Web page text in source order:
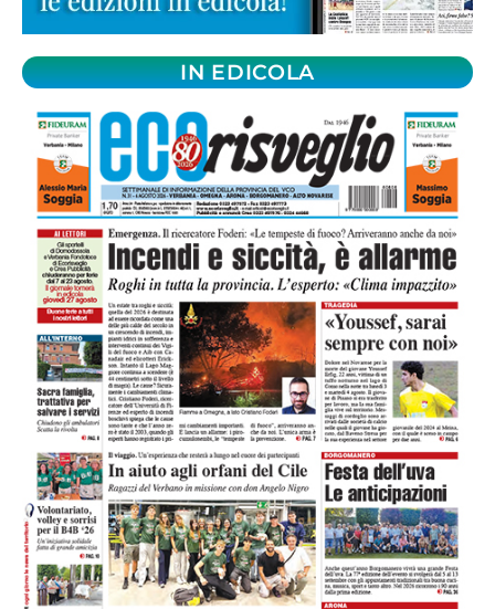
IN EDICOLA